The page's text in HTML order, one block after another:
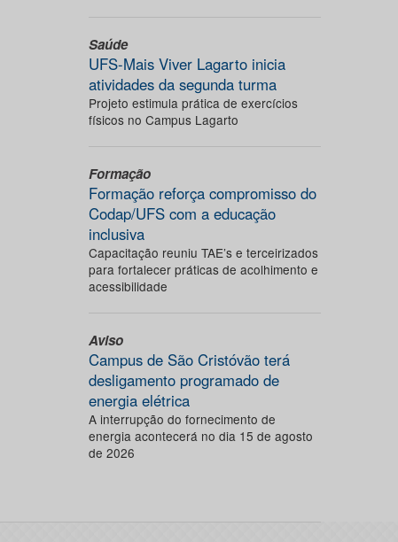
Saúde
UFS-Mais Viver Lagarto inicia
atividades da segunda turma
Projeto estimula prática de exercícios
físicos no Campus Lagarto
Formação
Formação reforça compromisso do
Codap/UFS com a educação
inclusiva
Capacitação reuniu TAE’s e terceirizados
para fortalecer práticas de acolhimento e
acessibilidade
Aviso
Campus de São Cristóvão terá
desligamento programado de
energia elétrica
A interrupção do fornecimento de
energia acontecerá no dia 15 de agosto
de 2026